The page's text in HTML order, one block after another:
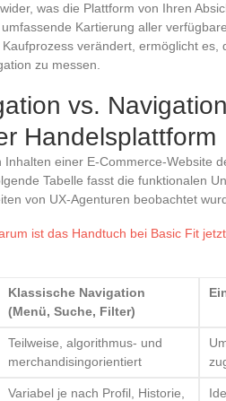
was die Plattform von Ihren
Kartierung aller
verändert, ermöglicht es,
zu messen.
vs.
Handelsplattform
einer E-Commerce-Website
Tabelle fasst die funktionalen
von UX-Agenturen beobachtet
ist das Handtuch bei Basic Fit
Klassische Navigation
(Menü, Suche, Filter)
Teilweise, algorithmus- und
merchandisingorientiert
Variabel je nach Profil, Historie,